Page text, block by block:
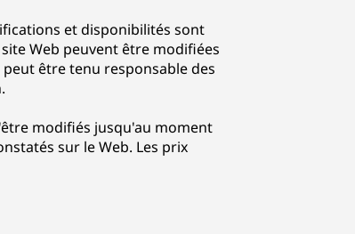
et disponibilités sont
Web peuvent être modifiées
être tenu responsable des
modifiés jusqu'au moment
sur le Web. Les prix